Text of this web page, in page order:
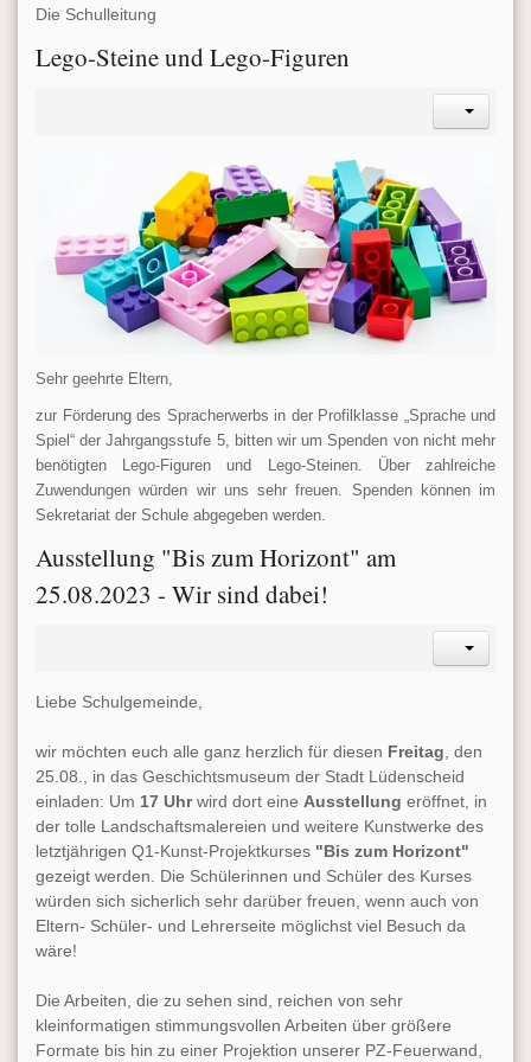
Die Schulleitung
Lego-Steine und Lego-Figuren
Sehr geehrte Eltern,
zur Förderung des Spracherwerbs in der Profilklasse „Sprache und
Spiel“ der Jahrgangsstufe 5, bitten wir um Spenden von nicht mehr
benötigten Lego-Figuren und Lego-Steinen. Über zahlreiche
Zuwendungen würden wir uns sehr freuen. Spenden können im
Sekretariat der Schule abgegeben werden.
Ausstellung "Bis zum Horizont" am
25.08.2023 - Wir sind dabei!
Liebe Schulgemeinde,
wir möchten euch alle ganz herzlich für diesen Freitag, den
25.08., in das Geschichtsmuseum der Stadt Lüdenscheid
einladen: Um 17 Uhrwird dort eine Ausstellung eröffnet, in
der tolle Landschaftsmalereien und weitere Kunstwerke des
letztjährigen Q1-Kunst-Projektkurses "Bis zum Horizont"
gezeigt werden. Die Schülerinnen und Schüler des Kurses
würden sich sicherlich sehr darüber freuen, wenn auch von
Eltern- Schüler- und Lehrerseite möglichst viel Besuch da
wäre!
Die Arbeiten, die zu sehen sind, reichen von sehr
kleinformatigen stimmungsvollen Arbeiten über größere
Formate bis hin zu einer Projektion unserer PZ-Feuerwand,